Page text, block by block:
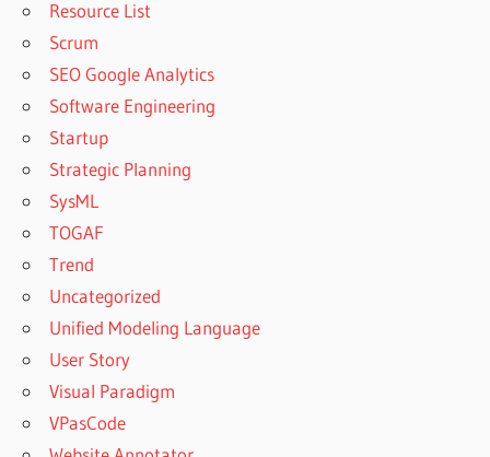
Resource List
Scrum
SEO Google Analytics
Software Engineering
Startup
Strategic Planning
SysML
TOGAF
Trend
Uncategorized
Unified Modeling Language
User Story
Visual Paradigm
VPasCode